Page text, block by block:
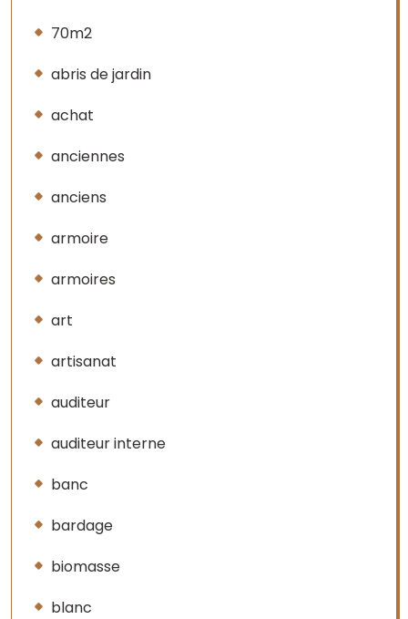
70m2
abris de jardin
achat
anciennes
anciens
armoire
armoires
art
artisanat
auditeur
auditeur interne
banc
bardage
biomasse
blanc